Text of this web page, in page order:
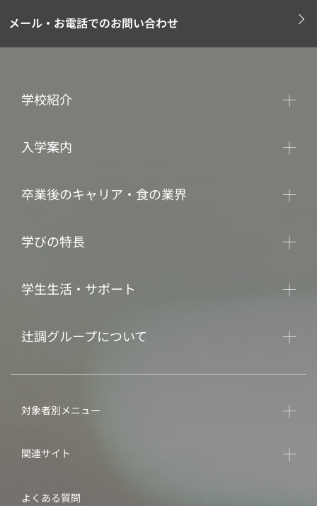
メール・お電話でのお問い合わせ
学校紹介
入学案内
卒業後のキャリア・食の業界
学びの特長
学生生活・サポート
辻調グループについて
対象者別メニュー
関連サイト
よくある質問